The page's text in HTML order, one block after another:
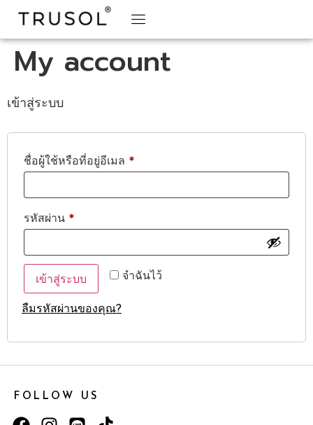
My account
เข้าสู่ระบบ
ชื่อผู้ใช้หรือที่อยู่อีเมล *
รหัสผ่าน *
จำฉันไว้
เข้าสู่ระบบ
ลืมรหัสผ่านของคุณ?
FOLLOW US